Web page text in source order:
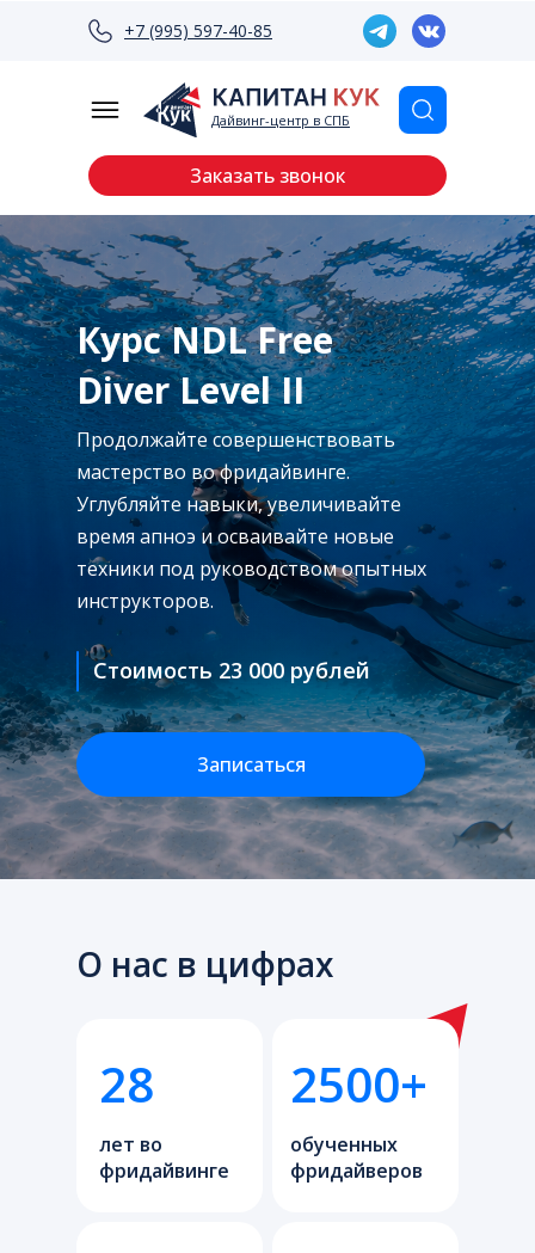
Дайвинг-центр в СПБ
+7 (995) 597-40-85
Заказать звонок
Продолжайте совершенствовать
мастерство во фридайвинге.
Углубляйте навыки, увеличивайте
время апноэ и осваивайте новые
техники под руководством опытных
инструкторов.
Курс NDL Free
Diver Level II
Записаться
Стоимость 23 000 рублей
обученных
фридайверов
2500+
лет во
фридайвинге
28
О нас в цифрах